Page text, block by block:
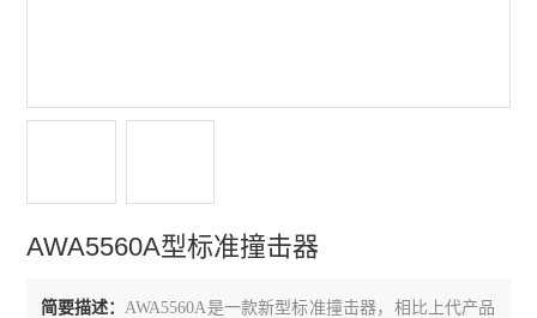
水质测定仪
余氯总氯测定仪
AWA5560A型标准撞击器
简要描述：AWA5560A是一款新型标准撞击器，相比上代产品